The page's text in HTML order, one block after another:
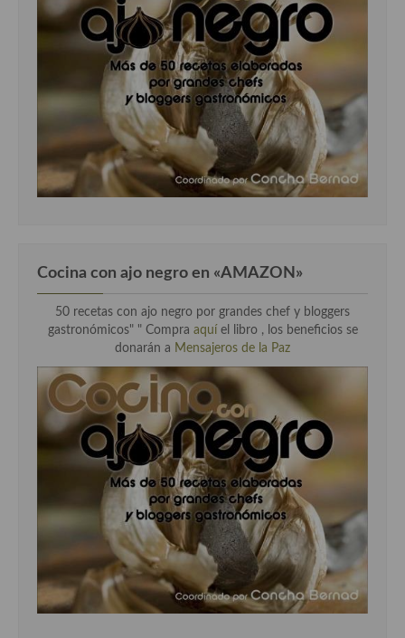
Cocina con ajo negro en «AMAZON»
50 recetas con ajo negro por grandes chef y bloggers
gastronómicos" " Compra aquíel libro , los beneficios se
donarán a Mensajeros de la Paz